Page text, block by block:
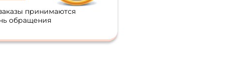
принимаются
обращения